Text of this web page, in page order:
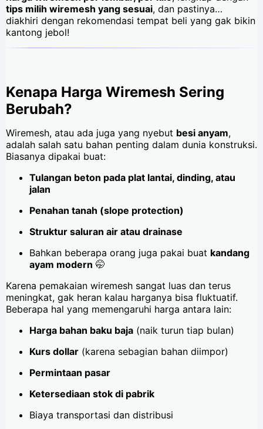
tips milih wiremesh yang sesuai, dan pastinya…
diakhiri dengan rekomendasi tempat beli yang gak bikin
kantong jebol!
Kenapa Harga Wiremesh Sering
Berubah?
Wiremesh, atau ada juga yang nyebut besi anyam,
adalah salah satu bahan penting dalam dunia konstruksi.
Biasanya dipakai buat:
Tulangan beton pada plat lantai, dinding, atau
jalan
Penahan tanah (slope protection)
Struktur saluran air atau drainase
Bahkan beberapa orang juga pakai buat kandang
ayam modern 🤭
Karena pemakaian wiremesh sangat luas dan terus
meningkat, gak heran kalau harganya bisa fluktuatif.
Beberapa hal yang memengaruhi harga antara lain:
Harga bahan baku baja (naik turun tiap bulan)
Kurs dollar (karena sebagian bahan diimpor)
Permintaan pasar
Ketersediaan stok di pabrik
Biaya transportasi dan distribusi